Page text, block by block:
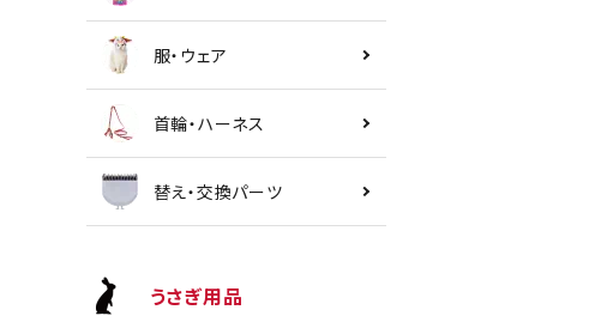
服・ウェア
首輪・ハーネス
替え・交換パーツ
うさぎ用品